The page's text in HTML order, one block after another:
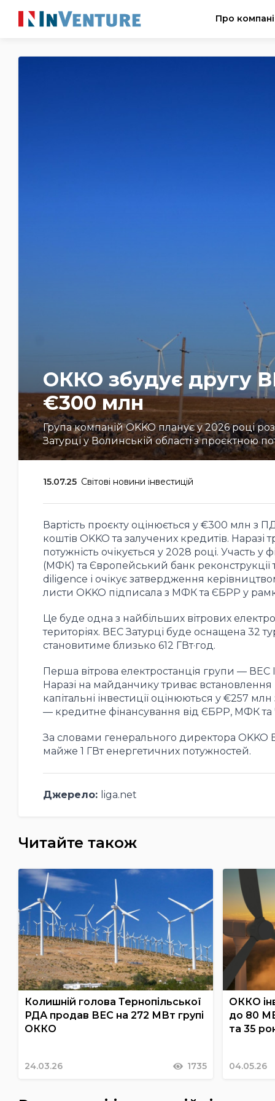
Про
ОККО збудує другу
€300 млн
Група компаній OKKO планує у 2026 році
Затурці у Волинській області з проєктною
15.07.25 Світові новини інвестицій
Вартість проєкту оцінюється у €300 млн з
коштів OKKO та залучених кредитів. Наразі
потужність очікується у 2028 році. Участь
(МФК) та Європейський банк
diligence і очікує затвердження
листи OKKO підписала з МФК та ЄБРР у
Це буде одна з найбільших вітрових
територіях. ВЕС Затурці буде оснащена 32
становитиме близько 612 ГВт·год.
Перша вітрова електростанція групи — ВЕС
Наразі на майданчику триває встановлення
капітальні інвестиції оцінюються у €257
— кредитне фінансування від ЄБРР, МФК та
За словами генерального директора
майже 1 ГВт енергетичних потужностей.
Джерело: liga.net
Читайте також
Колишній голова Тернопільської
РДА продав ВЕС на 272 МВт групі
ОККО
24.03.26 1735
ОККО
до 80
та 35
04.05.26